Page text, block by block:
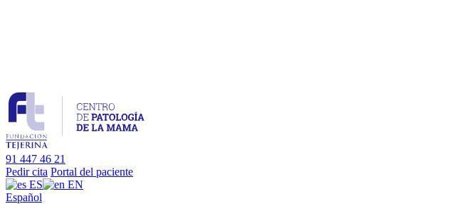
91 447 46 21
Pedir cita Portal del paciente
ES
EN
Español